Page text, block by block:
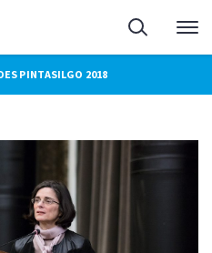
Pesquisa
PINTASILGO 2018